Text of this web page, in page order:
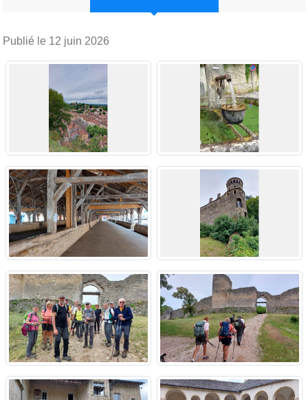
Publié le 12 juin 2026